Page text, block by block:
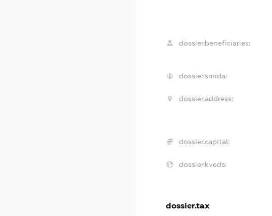
dossier.beneficiaries:
dossier.smida:
dossier.address:
dossier.capital:
dossier.kveds:
dossier.tax